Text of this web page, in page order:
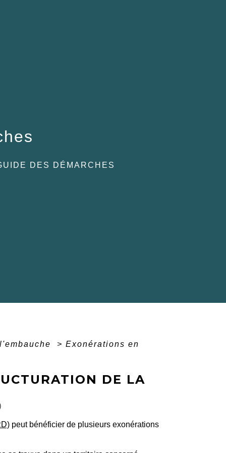
DES DÉMARCHES
> Exonérations en
DE LA
peut bénéficier de plusieurs exonérations